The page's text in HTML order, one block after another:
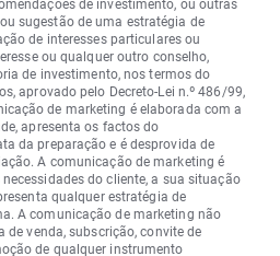
de investimento, ou outras
sugestão de uma estratégia de
de interesses particulares ou
ou qualquer outro conselho,
de investimento, nos termos do
aprovado pelo Decreto-Lei n.º 486/99,
de marketing é elaborada com a
apresenta os factos do
da preparação e é desprovida de
A comunicação de marketing é
do cliente, a sua situação
qualquer estratégia de
A comunicação de marketing não
venda, subscrição, convite de
de qualquer instrumento